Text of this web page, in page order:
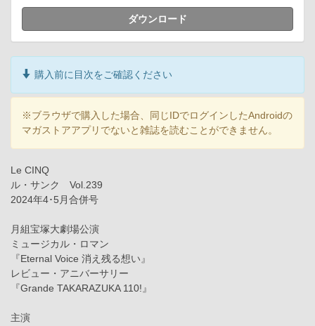
ダウンロード
購入前に目次をご確認ください
※ブラウザで購入した場合、同じIDでログインしたAndroidの
マガストアアプリでないと雑誌を読むことができません。
Le CINQ
ル・サンク Vol.239
2024年4･5月合併号
月組宝塚大劇場公演
ミュージカル・ロマン
『Eternal Voice 消え残る想い』
レビュー・アニバーサリー
『Grande TAKARAZUKA 110!』
主演